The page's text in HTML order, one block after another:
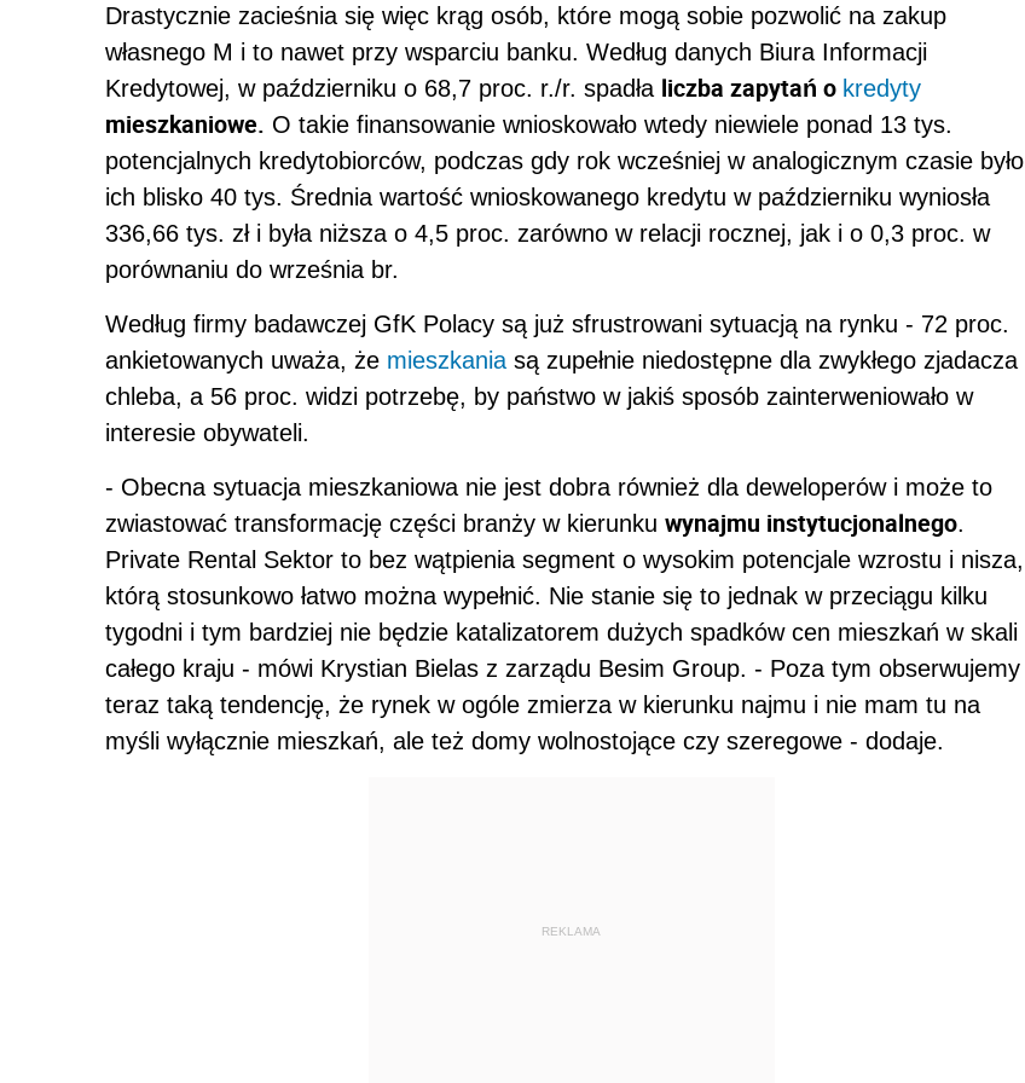
Drastycznie zacieśnia się więc krąg osób, które mogą sobie pozwolić na zakup
własnego M i to nawet przy wsparciu banku. Według danych Biura Informacji
Kredytowej, w październiku o 68,7 proc. r./r. spadła liczba zapytań o kredyty
mieszkaniowe. O takie finansowanie wnioskowało wtedy niewiele ponad 13 tys.
potencjalnych kredytobiorców, podczas gdy rok wcześniej w analogicznym czasie było
ich blisko 40 tys. Średnia wartość wnioskowanego kredytu w październiku wyniosła
336,66 tys. zł i była niższa o 4,5 proc. zarówno w relacji rocznej, jak i o 0,3 proc. w
porównaniu do września br.
Według firmy badawczej GfK Polacy są już sfrustrowani sytuacją na rynku - 72 proc.
ankietowanych uważa, że mieszkania są zupełnie niedostępne dla zwykłego zjadacza
chleba, a 56 proc. widzi potrzebę, by państwo w jakiś sposób zainterweniowało w
interesie obywateli.
- Obecna sytuacja mieszkaniowa nie jest dobra również dla deweloperów i może to
zwiastować transformację części branży w kierunku wynajmu instytucjonalnego.
Private Rental Sektor to bez wątpienia segment o wysokim potencjale wzrostu i nisza,
którą stosunkowo łatwo można wypełnić. Nie stanie się to jednak w przeciągu kilku
tygodni i tym bardziej nie będzie katalizatorem dużych spadków cen mieszkań w skali
całego kraju - mówi Krystian Bielas z zarządu Besim Group. - Poza tym obserwujemy
teraz taką tendencję, że rynek w ogóle zmierza w kierunku najmu i nie mam tu na
myśli wyłącznie mieszkań, ale też domy wolnostojące czy szeregowe - dodaje.
REKLAMA